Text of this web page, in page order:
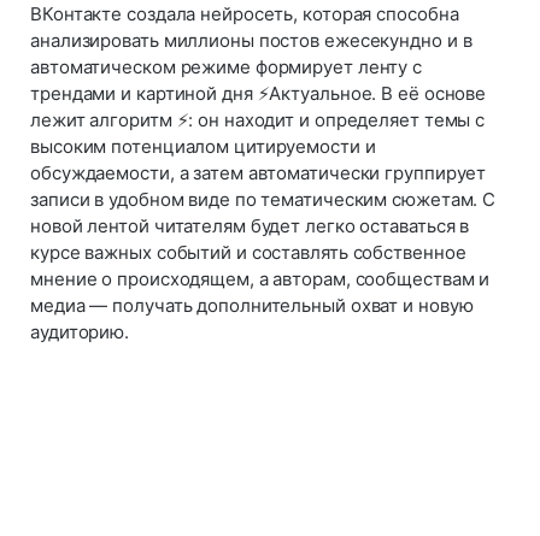
ВКонтакте создала нейросеть, которая способна
анализировать миллионы постов ежесекундно и в
автоматическом режиме формирует ленту с
трендами и картиной дня ⚡Актуальное. В её основе
лежит алгоритм ⚡: он находит и определяет темы с
высоким потенциалом цитируемости и
обсуждаемости, а затем автоматически группирует
записи в удобном виде по тематическим сюжетам. С
новой лентой читателям будет легко оставаться в
курсе важных событий и составлять собственное
мнение о происходящем, а авторам, сообществам и
медиа — получать дополнительный охват и новую
аудиторию.